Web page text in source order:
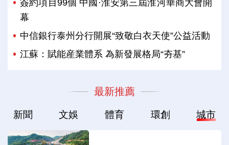
簽約項目99個 中國·淮安第三屆淮河華商大會開
幕
中信銀行泰州分行開展“致敬白衣天使”公益活動
江蘇：賦能産業體系 為新發展格局“夯基”
最新推薦
新聞 文娛 體育 環創 城市